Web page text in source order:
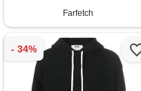
Farfetch